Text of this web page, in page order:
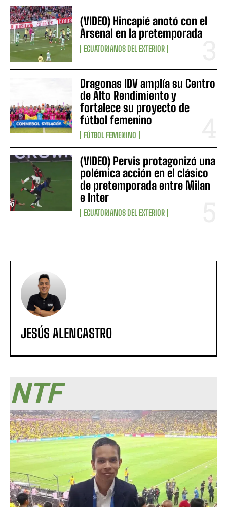
(VIDEO) Hincapié anotó con el
Arsenal en la pretemporada
ECUATORIANOS DEL EXTERIOR
Dragonas IDV amplía su Centro
de Alto Rendimiento y
fortalece su proyecto de
fútbol femenino
FÚTBOL FEMENINO
(VIDEO) Pervis protagonizó una
polémica acción en el clásico
de pretemporada entre Milan
e Inter
ECUATORIANOS DEL EXTERIOR
JESÚS ALENCASTRO
NTF